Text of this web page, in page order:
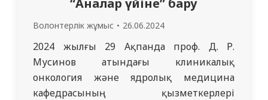
Волонтерлік жұмыс 26.06.2024
2024 жылғы 29 Ақпанда проф. Д. Р.
Мусинов атындағы клиникалық
онкология және ядролық медицина
кафедрасының қызметкерлері